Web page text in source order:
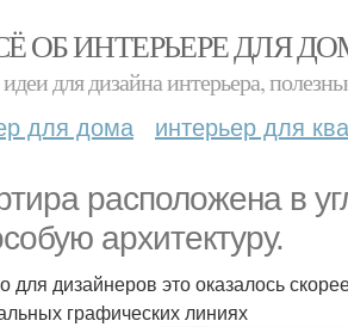
ОБ ИНТЕРЬЕРЕ ДЛЯ
для дизайна интерьера,
для дома интерьер для
расположена в
архитектуру.
для дизайнеров это оказалось
графических линиях